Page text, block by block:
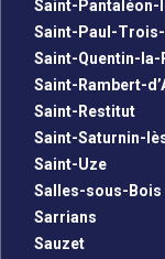
Saint-Pantaléon-
Saint-Paul-
Saint-Quentin-
Saint-Rambert-
Saint-Restitut
Saint-Saturnin-
Saint-Uze
Salles-sous-Bois
Sarrians
Sauzet